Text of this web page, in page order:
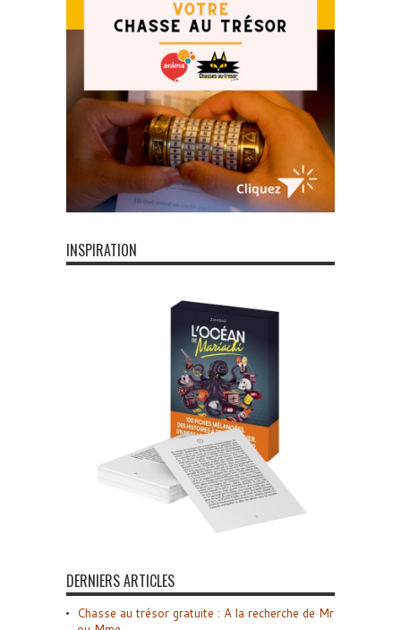
INSPIRATION
DERNIERS ARTICLES
Chasse au trésor gratuite : A la recherche de Mr